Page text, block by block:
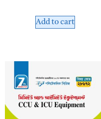
Add to cart